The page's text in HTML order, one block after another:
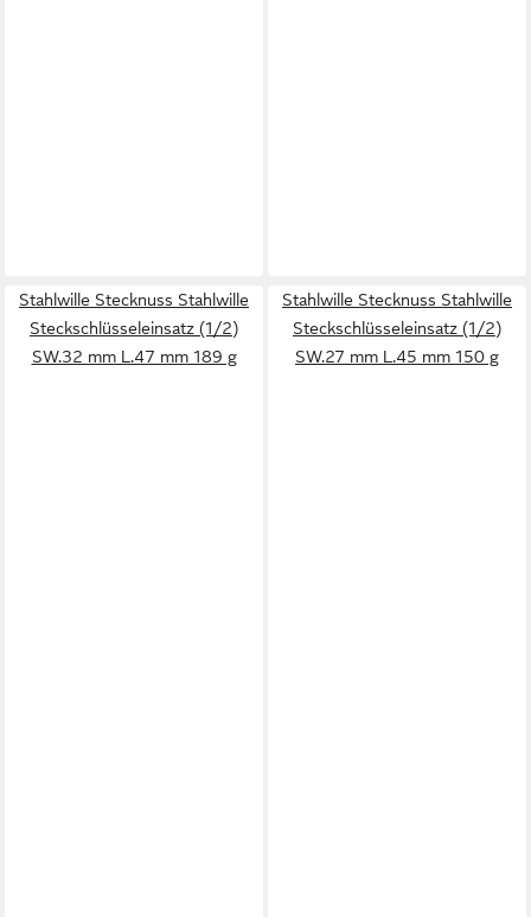
Stahlwille Stecknuss Stahlwille
Steckschlüsseleinsatz (1/2)
SW.32 mm L.47 mm 189 g
Stahlwille Stecknuss Stahlwille
Steckschlüsseleinsatz (1/2)
SW.27 mm L.45 mm 150 g